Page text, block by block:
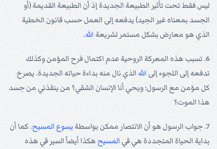
ليس فقط تحت تأثير الطبيعة الجديدة إذ أن الطبيعة القديمة (أو
الجسد بمعناه غير الجيد) يدفعه إلى العمل حسب قانون الخطية
الذي هو معارض بشكل مستمر لشريعة الله.
6. تسبب هذه المعركة الروحية عدم اكتمال فرح المؤمن وكذلك
تدفعه إلى اللجوء إلى الله الذي نال منه بداءة حياته الجديدة. يصرخ
كل مؤمن مع الرسول: ويحي أنا الإنسان الشقي؟ من ينقذني من جسد
هذا الموت؟
7. جواب الرسول هو أن الانتصار ممكن بواسطة يسوع المسيح. كما أن
بداية الحياة المتجددة هي في المسيح هكذا أيضاً السير في هذه